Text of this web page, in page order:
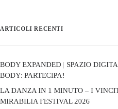
ARTICOLI RECENTI
BODY EXPANDED | SPAZIO
BODY: PARTECIPA!
LA DANZA IN 1 MINUTO – I
MIRABILIA FESTIVAL 2026